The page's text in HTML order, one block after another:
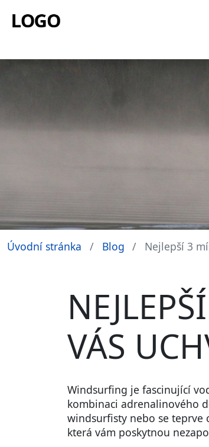
Úvodní stránka Blog Nejlepší 3
VÁS
Windsurfing je fascinující
kombinaci adrenalinového
windsurfisty nebo se teprve
která vám poskytnou